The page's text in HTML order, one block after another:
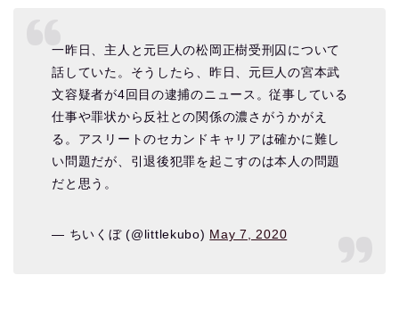
一昨日、主人と元巨人の松岡正樹受刑囚について
話していた。そうしたら、昨日、元巨人の宮本武
文容疑者が4回目の逮捕のニュース。従事している
仕事や罪状から反社との関係の濃さがうかがえ
る。アスリートのセカンドキャリアは確かに難し
い問題だが、引退後犯罪を起こすのは本人の問題
だと思う。
— ちいくぼ (@littlekubo) May 7, 2020